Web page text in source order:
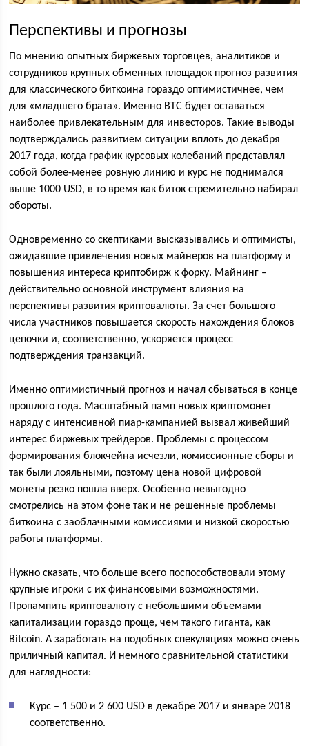
Перспективы и прогнозы
По мнению опытных биржевых торговцев, аналитиков и
сотрудников крупных обменных площадок прогноз развития
для классического биткоина гораздо оптимистичнее, чем
для «младшего брата». Именно ВТС будет оставаться
наиболее привлекательным для инвесторов. Такие выводы
подтверждались развитием ситуации вплоть до декабря
2017 года, когда график курсовых колебаний представлял
собой более-менее ровную линию и курс не поднимался
выше 1000 USD, в то время как биток стремительно набирал
обороты.
Одновременно со скептиками высказывались и оптимисты,
ожидавшие привлечения новых майнеров на платформу и
повышения интереса криптобирж к форку. Майнинг –
действительно основной инструмент влияния на
перспективы развития криптовалюты. За счет большого
числа участников повышается скорость нахождения блоков
цепочки и, соответственно, ускоряется процесс
подтверждения транзакций.
Именно оптимистичный прогноз и начал сбываться в конце
прошлого года. Масштабный памп новых криптомонет
наряду с интенсивной пиар-кампанией вызвал живейший
интерес биржевых трейдеров. Проблемы с процессом
формирования блокчейна исчезли, комиссионные сборы и
так были лояльными, поэтому цена новой цифровой
монеты резко пошла вверх. Особенно невыгодно
смотрелись на этом фоне так и не решенные проблемы
биткоина с заоблачными комиссиями и низкой скоростью
работы платформы.
Нужно сказать, что больше всего поспособствовали этому
крупные игроки с их финансовыми возможностями.
Пропампить криптовалюту с небольшими объемами
капитализации гораздо проще, чем такого гиганта, как
Bitcoin. А заработать на подобных спекуляциях можно очень
приличный капитал. И немного сравнительной статистики
для наглядности:
Курс – 1 500 и 2 600 USD в декабре 2017 и январе 2018
соответственно.